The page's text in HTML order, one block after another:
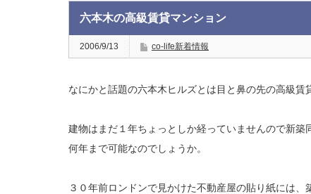
六本木の高級賃貸マンション
2006/9/13 co-life新着情報
なにかと話題の六本木ヒルズとは目と鼻の先の高級賃
建物はまだ１年ちょっとしか経っていませんので新
何年まで可能なのでしょうか。
３０年前ロンドンで見かけた不動産屋の貼り紙には